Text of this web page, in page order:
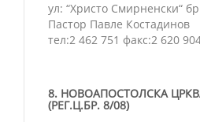
ул: “Христо Смирненски“
Пастор Павле Костадинов
тел:2 462 751 факс:2 620
8. НОВОАПОСТОЛСКА
(РЕГ.Ц.БР. 8/08)